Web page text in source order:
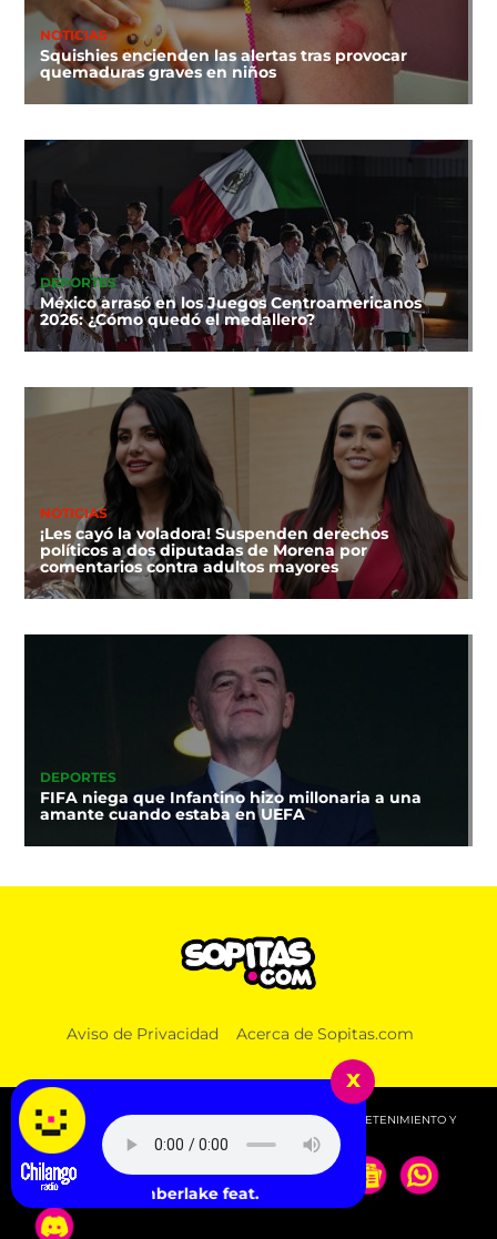
NOTICIAS
Squishies encienden las alertas tras provocar
quemaduras graves en niños
DEPORTES
México arrasó en los Juegos Centroamericanos
2026: ¿Cómo quedó el medallero?
NOTICIAS
¡Les cayó la voladora! Suspenden derechos
políticos a dos diputadas de Morena por
comentarios contra adultos mayores
DEPORTES
FIFA niega que Infantino hizo millonaria a una
amante cuando estaba en UEFA
Aviso de Privacidad Acerca de Sopitas.com
© 2026 SOPITAS.COM - MÚSICA, NOTICIAS, DEPORTES, ENTRETENIMIENTO Y
MÁS!.
x
Justin Timberlake feat. Timbaland - SexyBack